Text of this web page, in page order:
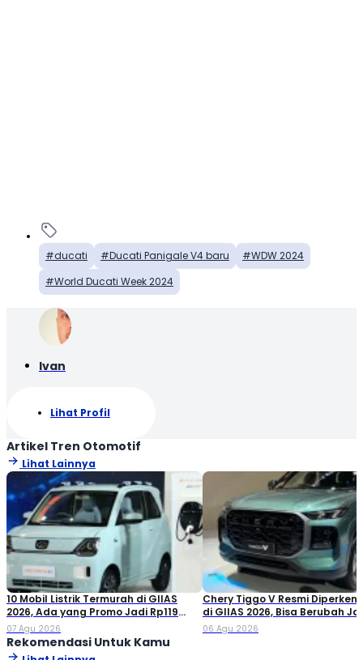
ducati Ducati Panigale V4 baru
WDW 2024
World Ducati Week 2024
Ivan
Lihat Profil
Artikel Tren Otomotif
Lihat Lainnya
10 Mobil Listrik Termurah di GIIAS
2026, Ada yang Promo Jadi Rp119
Jutaan!
07 Agu 2026
Chery Tiggo V Resmi
di GIIAS 2026, Bisa Berubah
Double Cabin
06 Agu 2026
Rekomendasi Untuk Kamu